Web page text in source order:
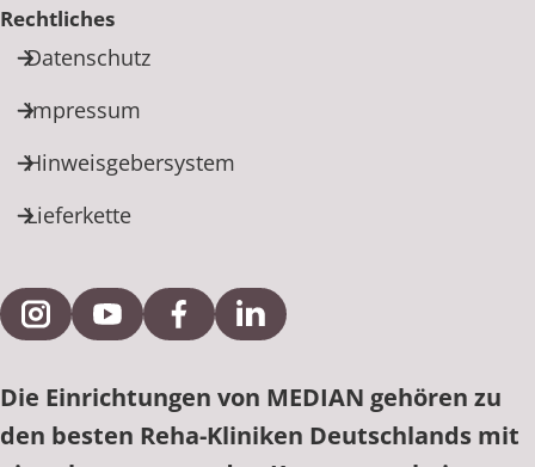
Rechtliches
Datenschutz
Impressum
Hinweisgebersystem
Lieferkette
Externe Verlinkung zu Instagram
Externe Verlinkung zu YouTube
Externe Verlinkung zu Facebook
Externe Verlinkung zu
Die Einrichtungen von MEDIAN gehören zu
den besten Reha-Kliniken Deutschlands mit